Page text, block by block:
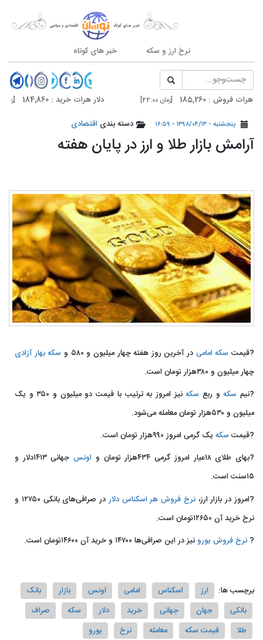
نرخ ارز و سکه خبر های کوتاه
: 185,260 [زمان 22:00] دلار هرات خرید : 184,860 [زمان 22:00]
: 185,700 [زمان 20:59] دلار تهران خرید : 185,300 پنجشنبه - ۱۳۹۸/۰۴/۱۳ - ۱۶:۵۹ دسته بندی اقتصادی
آرامش بازار طلا و ارز در پایان هفته
?قیمت سکه امامیدر آخرین روز هفته چهار میلیون و ۵۸۰ و
سکه بهار آزادی
چهار میلیون و ۳۸۰هزار تومان است.
?نیم سکهو ربع سکه
نیز امروز به ترتیب با قیمت دو میلیون و ۳۵۰ و یک
میلیون و ۵۳۰هزار تومان معامله می‌شود.
?قیمت سکهیک گرمی امروز ۹۹۰هزار تومان است.
?بهای طلای ۱۸عیار امروز گرمی ۴۳۴هزار تومان و
اونس
جهانی ۱۴۱۳دلار و
۱۵سنت است.
?امروز در بازار ارز، نرخ فروش هر اسکناس دلار
در صرافی‌های بانکی ۱۲۷۵۰ و
نرخ خرید آن ۱۲۶۵۰تومان است.
?نرخ فروش یورونیز در این صرافی‌ها ۱۴۷۰۰ و خرید آن ۱۴۶۰۰تومان است.
برچسب ها: ارز اسکناس امامی اونس بازار
بانک
بانکی
جهان جهانی خرید دلار سکه
صراف
طلا
قیمت سکه معامله نرخ
یورو